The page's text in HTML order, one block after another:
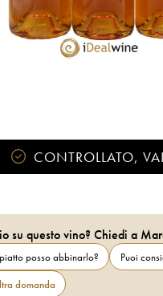
CONTROLLATO,
su questo vino? Chiedi a
posso abbinarlo? Puoi
domanda